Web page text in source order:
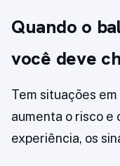
Quando o
você deve
Tem situações
aumenta o risco e
experiência, os